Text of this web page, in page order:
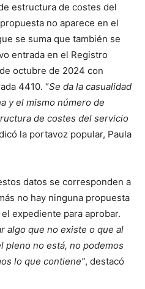
estructura de costes del
no aparece en el
se suma que también se
entrada en el Registro
octubre de 2024 con
4410. “Se da la casualidad
y el mismo número de
de costes del servicio
la portavoz popular, Paula
datos se corresponden a
no hay ninguna propuesta
expediente para aprobar.
algo que no existe o que al
pleno no está, no podemos
lo que contiene”, destacó